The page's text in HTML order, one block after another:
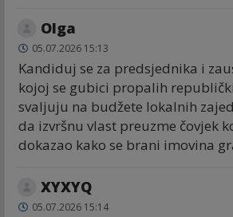
Olga
05.07.2026 15:13
Kandiduj se za predsjednika i
kojoj se gubici propalih
svaljuju na budžete lokalnih
da izvršnu vlast preuzme čovjek
dokazao kako se brani imovina
XYXYQ
05.07.2026 15:14